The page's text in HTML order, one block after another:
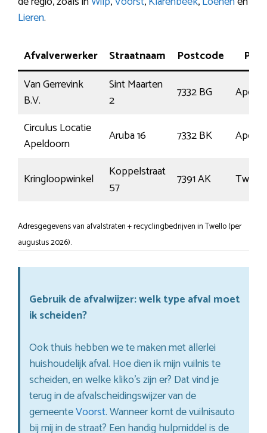
Lieren.
Afvalverwerker Straatnaam Postcode
Van Gerrevink
B.V.
Sint Maarten
2
7332 BG
Circulus Locatie
Apeldoorn
Aruba 16 7332 BK
Kringloopwinkel
Koppelstraat
57
7391 AK Twello
Adresgegevens van afvalstraten + recyclingbedrijven in Twello (per
augustus 2026).
Gebruik de afvalwijzer: welk type afval moet
ik scheiden?
Ook thuis hebben we te maken met allerlei
huishoudelijk afval. Hoe dien ik mijn vuilnis te
scheiden, en welke kliko’s zijn er? Dat vind je
terug in de afvalscheidingswijzer van de
gemeenteVoorst. Wanneer komt de vuilnisauto
bij mij in de straat? Een handig hulpmiddel is de